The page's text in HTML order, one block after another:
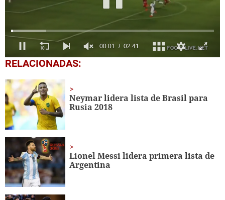
0
seconds
2
minutes,
41
seconds
RELACIONADAS:
Neymar lidera lista de Brasil para
Rusia 2018
Lionel Messi lidera primera lista de
Argentina